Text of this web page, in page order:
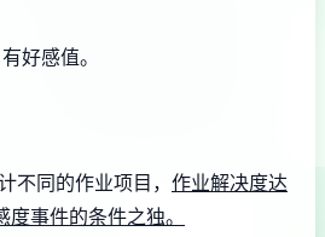
好感值。
不同的作业项目， 作业解决度达
事件的条件之独。